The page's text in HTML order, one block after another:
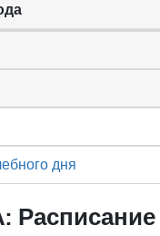
дня
Расписание